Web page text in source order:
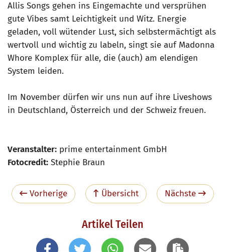
Allis Songs gehen ins Eingemachte und versprühen
gute Vibes samt Leichtigkeit und Witz. Energie
geladen, voll wütender Lust, sich selbstermächtigt als
wertvoll und wichtig zu labeln, singt sie auf Madonna
Whore Komplex für alle, die (auch) am elendigen
System leiden.
Im November dürfen wir uns nun auf ihre Liveshows
in Deutschland, Österreich und der Schweiz freuen.
Veranstalter: prime entertainment GmbH
Fotocredit: Stephie Braun
Vorherige Übersicht Nächste
Artikel Teilen